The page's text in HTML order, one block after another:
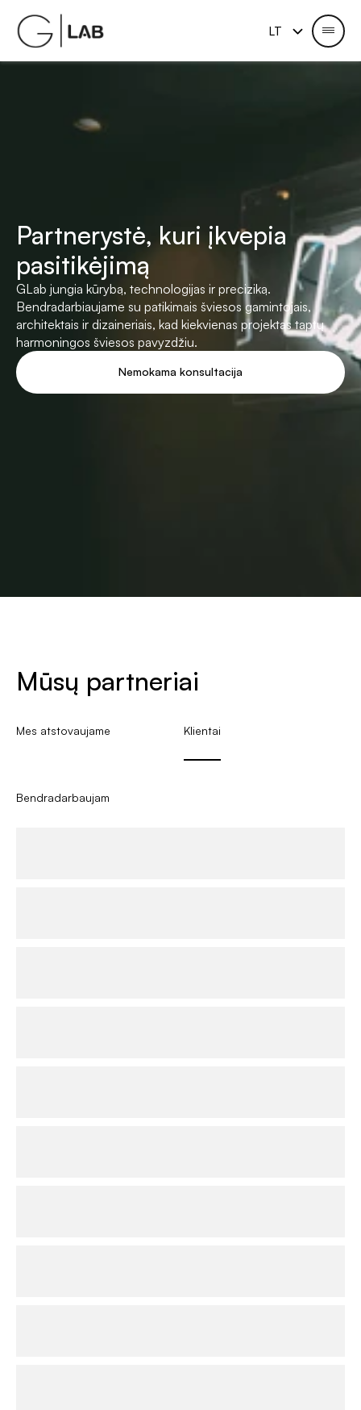
Select Language
LT
Partnerystė, kuri įkvepia
pasitikėjimą
GLab jungia kūrybą, technologijas ir preciziką.
Bendradarbiaujame su patikimais šviesos gamintojais,
architektais ir dizaineriais, kad kiekvienas projektas taptų
harmoningos šviesos pavyzdžiu.
Nemokama konsultacija
Mūsų partneriai
Mes atstovaujame Klientai
Bendradarbaujam